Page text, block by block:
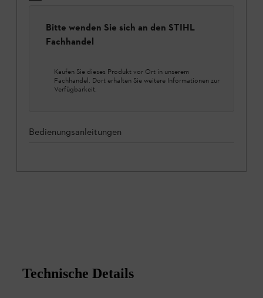
Bitte wenden Sie sich an den STIHL
Fachhandel
Kaufen Sie dieses Produkt vor Ort in unserem
Fachhandel. Dort erhalten Sie weitere Informationen zur
Verfügbarkeit.
Bedienungsanleitungen
Technische Details